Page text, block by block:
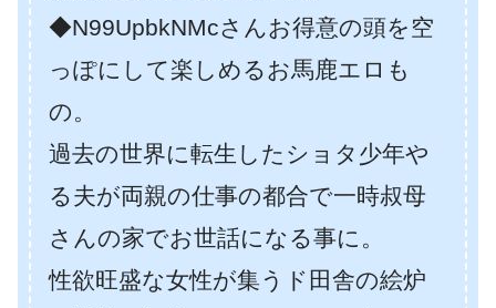
◆N99UpbkNMcさんお得意の頭を空
っぽにして楽しめるお馬鹿エロも
の。
過去の世界に転生したショタ少年や
る夫が両親の仕事の都合で一時叔母
さんの家でお世話になる事に。
性欲旺盛な女性が集うド田舎の絵炉